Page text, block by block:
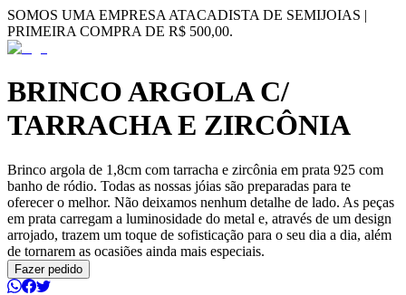
SOMOS UMA EMPRESA ATACADISTA DE SEMIJOIAS |
PRIMEIRA COMPRA DE R$ 500,00.
BRINCO ARGOLA C/
TARRACHA E ZIRCÔNIA
Brinco argola de 1,8cm com tarracha e zircônia em prata 925 com
banho de ródio. Todas as nossas jóias são preparadas para te
oferecer o melhor. Não deixamos nenhum detalhe de lado. As peças
em prata carregam a luminosidade do metal e, através de um design
arrojado, trazem um toque de sofisticação para o seu dia a dia, além
de tornarem as ocasiões ainda mais especiais.
Fazer pedido